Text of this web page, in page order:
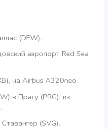
(DFW).
аэропорт Red Sea
на Airbus A320neo.
в Прагу (PRG), из
(SVG).